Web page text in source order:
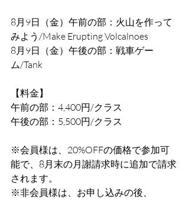
8月9日（金）午前の部：火山を作って
みよう/Make Erupting Volcalnoes
8月9日（金）午後の部：戦車ゲー
ム/Tank
【料金】
午前の部：4,400円/クラス
午後の部：5,500円/クラス
※会員様は、20%OFFの価格で参加可
能で、8月末の月謝請求時に追加で請求
されます。
※非会員様は、お申し込みの後、